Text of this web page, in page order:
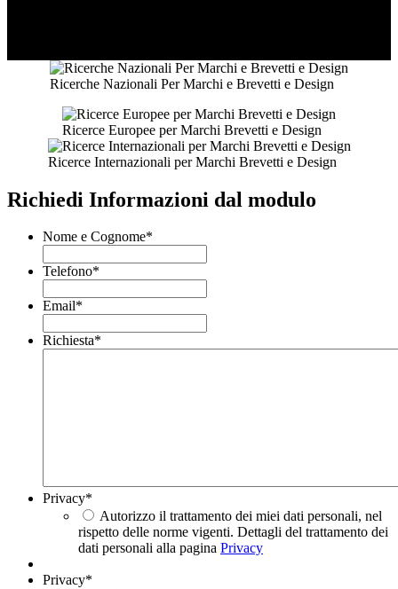
Ricerche Nazionali Per Marchi e Brevetti e Design
Ricerce Europee per Marchi Brevetti e Design
Ricerce Internazionali per Marchi Brevetti e Design
Richiedi Informazioni dal modulo
Nome e Cognome*
Telefono*
Email*
Richiesta*
Privacy*
Autorizzo il trattamento dei miei dati personali, nel
rispetto delle norme vigenti. Dettagli del trattamento dei
dati personali alla pagina Privacy
Privacy*